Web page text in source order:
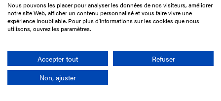
15 Boulevard de Douaumont
75017 Paris
01 49 10 20 29
Rechercher
Nous pouvons les placer pour analyser les données de nos visiteurs, améliorer
notre site Web, afficher un contenu personnalisé et vous faire vivre une
expérience inoubliable. Pour plus d'informations sur les cookies que nous
utilisons, ouvrez les paramètres.
Accepter tout
Refuser
Non, ajuster